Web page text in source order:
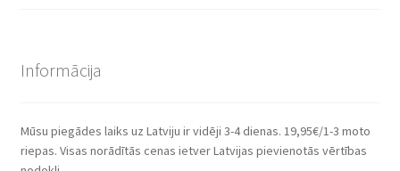
Informācija
Mūsu piegādes laiks uz Latviju ir vidēji 3-4 dienas. 19,95€/1-3 moto
riepas. Visas norādītās cenas ietver Latvijas pievienotās vērtības